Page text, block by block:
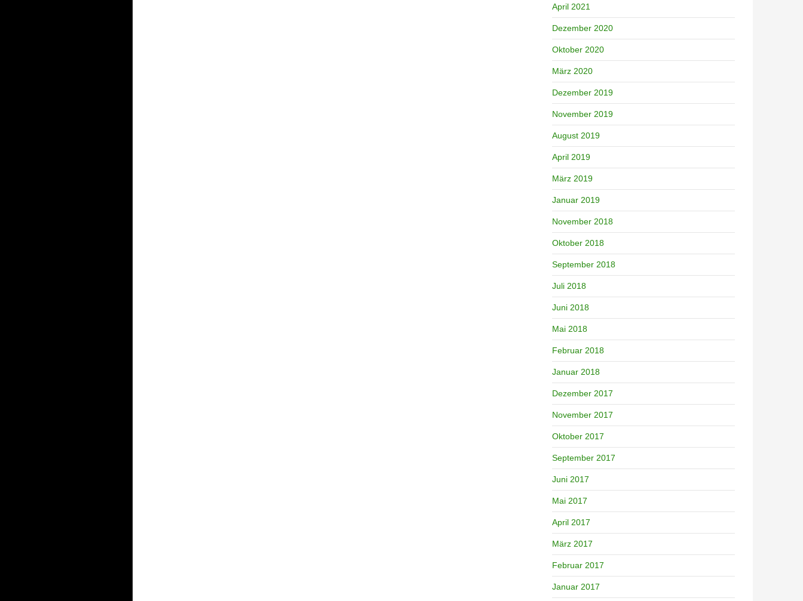
April 2021
Dezember 2020
Oktober 2020
März 2020
Dezember 2019
November 2019
August 2019
April 2019
März 2019
Januar 2019
November 2018
Oktober 2018
September 2018
Juli 2018
Juni 2018
Mai 2018
Februar 2018
Januar 2018
Dezember 2017
November 2017
Oktober 2017
September 2017
Juni 2017
Mai 2017
April 2017
März 2017
Februar 2017
Januar 2017